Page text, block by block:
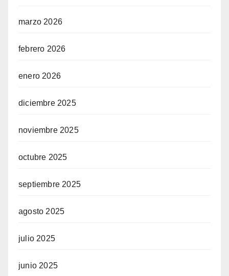
marzo 2026
febrero 2026
enero 2026
diciembre 2025
noviembre 2025
octubre 2025
septiembre 2025
agosto 2025
julio 2025
junio 2025